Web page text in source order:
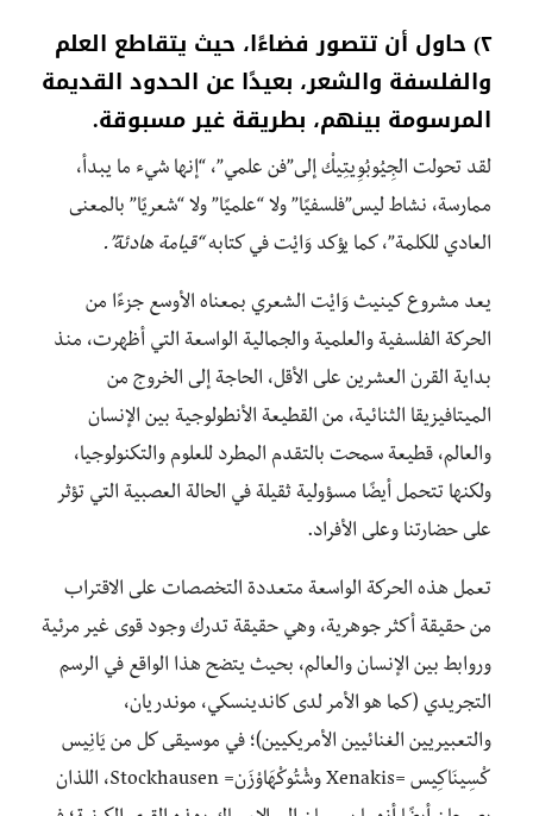
٢) حاول أن تتصور فضاءًا، حيث يتقاطع العلم
والفلسفة والشعر، بعيدًا عن الحدود القديمة
المرسومة بينهم، بطريقة غير مسبوقة.
لقد تحولت الجِيُوبُوِيتِيكْ إلى”فن علمي”، “إنها شيء ما يبدأ،
ممارسة، نشاط ليس”فلسفيًا” ولا “علميًا” ولا “شعريًا” بالمعنى
العادي للكلمة”، كما يؤكد وَايْت في كتابه“قيامة هادئة”.
يعد مشروع كينيث وَايْت الشعري بمعناه الأوسع جزءًا من
الحركة الفلسفية والعلمية والجمالية الواسعة التي أظهرت، منذ
بداية القرن العشرين على الأقل، الحاجة إلى الخروج من
الميتافيزيقا الثنائية، من القطيعة الأنطولوجية بين الإنسان
والعالم، قطيعة سمحت بالتقدم المطرد للعلوم والتكنولوجيا،
ولكنها تتحمل أيضًا مسؤولية ثقيلة في الحالة العصبية التي تؤثر
على حضارتنا وعلى الأفراد.
تعمل هذه الحركة الواسعة متعددة التخصصات على الاقتراب
من حقيقة أكثر جوهرية، وهي حقيقة تدرك وجود قوى غير مرئية
وروابط بين الإنسان والعالم، بحيث يتضح هذا الواقع في الرسم
التجريدي (كما هو الأمر لدى كاندينسكي، موندريان،
والتعبيريين الغنائيين الأمريكيين)؛ في موسيقى كل من يَانِيس
كْسِينَاكِيس =Xenakis وشْتُوكْهَاوْزَن= Stockhausen، اللذان